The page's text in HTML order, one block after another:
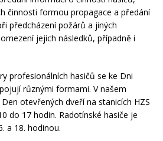
činnosti formou propagace a předání
předcházení požárů a jiných
jejich následků, případně i
profesionálních hasičů se ke Dni
různými formami. V našem
otevřených dveří na stanicích HZS
do 17 hodin. Radotínské hasiče je
a 18. hodinou.